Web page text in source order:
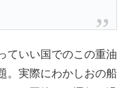
ていい国でのこの重油
。実際にわかしおの船